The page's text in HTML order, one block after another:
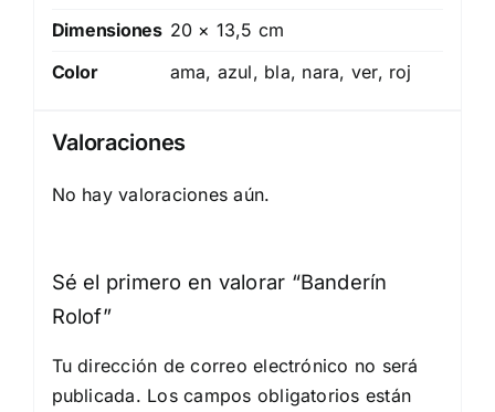
Dimensiones 20 × 13,5 cm
Color
ama, azul, bla, nara, ver, roj
Valoraciones
No hay valoraciones aún.
Sé el primero en valorar “Banderín
Rolof”
Tu dirección de correo electrónico no será
publicada. Los campos obligatorios están